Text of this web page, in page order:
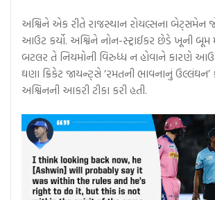
અશ્વિને એક રીતે રાજસ્થાન રોયલ્સના બેટ્સમેન
આઉટ કર્યો. અશ્વિને નોન-સ્ટ્રાઈકર છેડે ખૂની બૂમ
બટલર તે નિયમોની વિરુધ્ધ ન હોવાને કારણે
ઘણા ક્રિકેટ જાયન્ટ્સે ‘રમતની ભાવનાનું ઉલ્લંઘન’
અશ્વિનની આકરી ટીકા કરી હતી.